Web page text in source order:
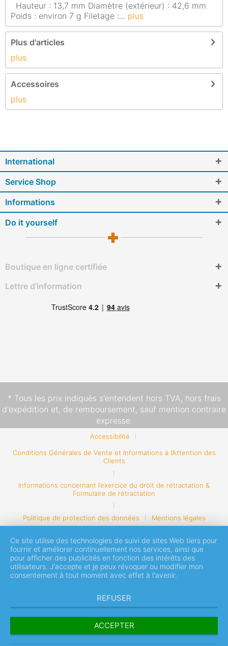
Hauteur : 13,7 mm Diamètre (extérieur) : 42,6 mm
Poids : environ 7 g Filetage :... plus
Plus d'articles
plus
Accessoires
plus
International
Service Shop
Informations
Do it yourself
Boutique en ligne certifiée
Lettre d'information
* Tous les prix indiqués s'entendent hors TVA, hors frais
d'expédition et, de remboursement, sauf mention contraire
expresse.
Accessibilité
Conditions Générales de Vente et Informations à l’Attention des
Clients
Informations concernant l’exercice du droit de rétractation &
Formulaire de rétractation
Politique de protection des données Mentions légales
Ce site utilise des technologies de suivi de sites Web tiers pour
fournir et améliorer continuellement nos services, ainsi que
pour afficher des publicités en fonction des intérêts des
utilisateurs. J'accepte et je peux révoquer ou modifier mon
consentement à tout moment avec effet à l'avenir.
REFUSER
ACCEPTER